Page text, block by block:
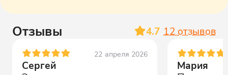
Отзывы 4.7 12 отзывов
22 апреля 2026
Сергей
Мария